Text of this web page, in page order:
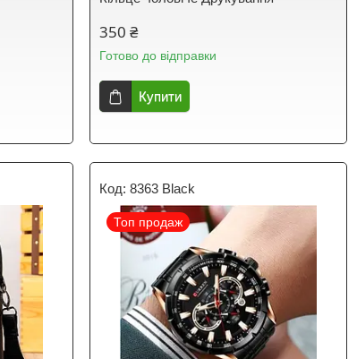
350 ₴
Готово до відправки
Купити
8363 Black
Топ продаж